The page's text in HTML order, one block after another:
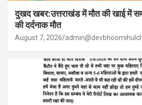
दुखद खबर:उत्तराखंड में मौत की खाई में
की दर्दनाक मौत
August 7, 2026